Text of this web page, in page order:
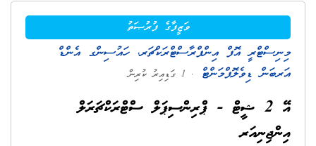
ވަޒީފާގެ ފުރުޞަތު
މިނިސްޓްރީ އޮފް އިންފްރާސްޓްރަކްޗަރ، ހައުސިންގ އެންޑް
އަރބަން ޑިވެލޮޕްމަންޓް
. 1 ގަޑިއިރު ކުރިން
އޭ 2 ޝީޓް - ޕްރިންސިޕަލް ސްޓްރަކްޗަރަލް
އިންޖިނިއަރ